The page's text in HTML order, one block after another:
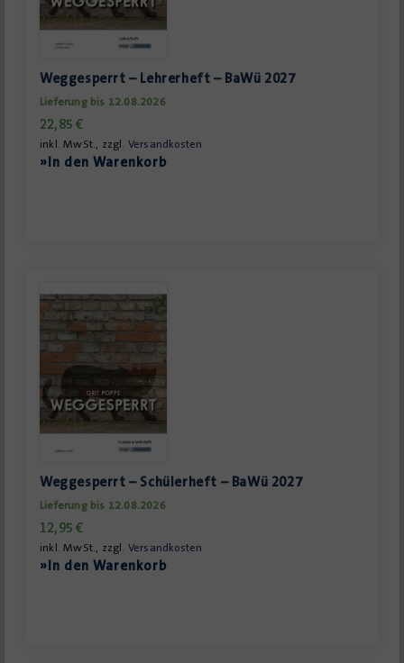
Weggesperrt – Lehrerheft – BaWü 2027
Lieferung bis 12.08.2026
22,85€
inkl. MwSt., zzgl. Versandkosten
»In den Warenkorb
Weggesperrt – Schülerheft – BaWü 2027
Lieferung bis 12.08.2026
12,95€
inkl. MwSt., zzgl. Versandkosten
»In den Warenkorb